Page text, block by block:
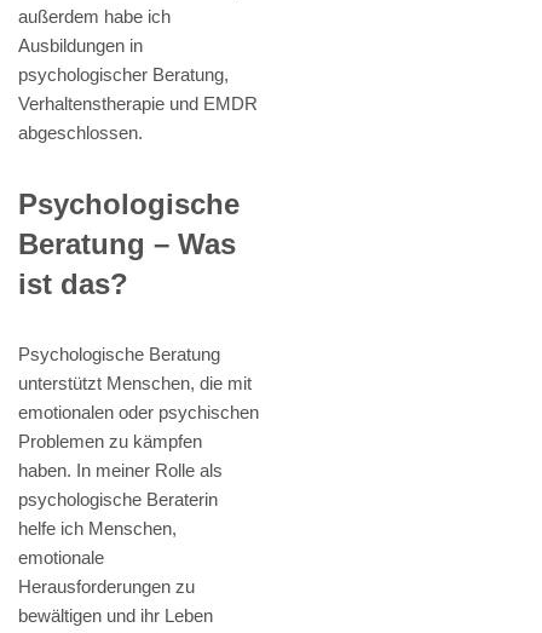
außerdem habe ich
Ausbildungen in
psychologischer Beratung,
Verhaltenstherapie und EMDR
abgeschlossen.
Psychologische
Beratung – Was
ist das?
Psychologische Beratung
unterstützt Menschen, die mit
emotionalen oder psychischen
Problemen zu kämpfen
haben. In meiner Rolle als
psychologische Beraterin
helfe ich Menschen,
emotionale
Herausforderungen zu
bewältigen und ihr Leben